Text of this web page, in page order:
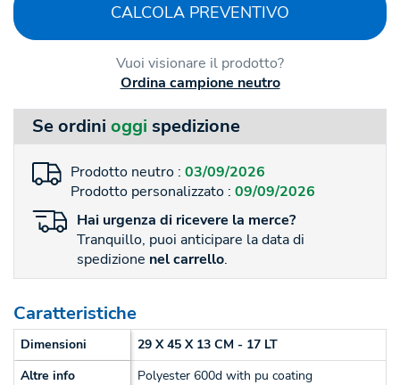
CALCOLA PREVENTIVO
Vuoi visionare il prodotto?
Ordina campione neutro
Se ordini oggi spedizione
Prodotto neutro : 03/09/2026
Prodotto personalizzato : 09/09/2026
Hai urgenza di ricevere la merce?
Tranquillo, puoi anticipare la data di
spedizione nel carrello.
Caratteristiche
Dimensioni
29 X 45 X 13 CM - 17 LT
Altre info
Polyester 600d with pu coating